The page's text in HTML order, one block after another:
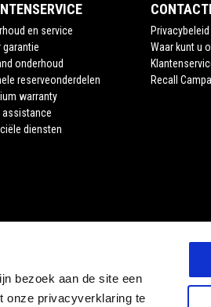
bezoek aan de site een
onze privacyverklaring te
en service
garantie
onderhoud
reserveonderdelen
warranty
assistance
diensten
Privacybeleid
Waar kunt u
Recall